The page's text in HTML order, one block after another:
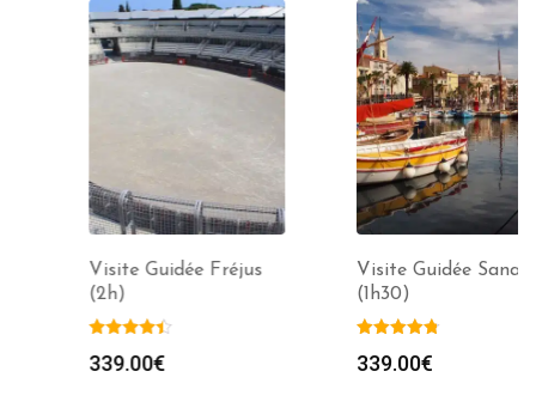
Visite Guidée Fréjus
339.00€
Visite Guidée Sanary
339.00€